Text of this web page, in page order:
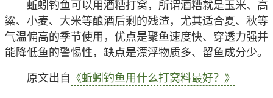
蚯蚓钓鱼可以用酒糟打窝，所谓酒糟就是玉米、高
粱、小麦、大米等酿酒后剩的残渣，尤其适合夏、秋等
气温偏高的季节使用，优点是聚鱼速度快、穿透力强并
能降低鱼的警惕性，缺点是漂浮物质多、留鱼成分少。
原文出自 《蚯蚓钓鱼用什么打窝料最好？》